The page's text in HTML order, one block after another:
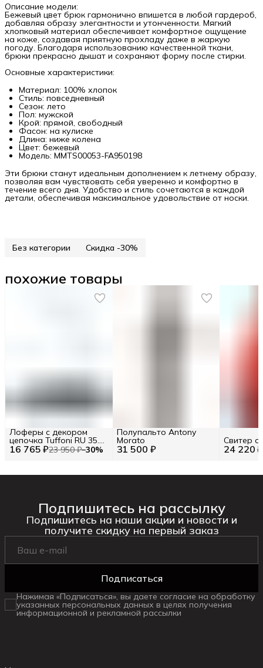
Описание модели:
Бежевый цвет брюк гармонично впишется в любой гардероб,
добавляя образу элегантности и утонченности. Мягкий
хлопковый материал обеспечивает комфортное ощущение
на коже, создавая приятную прохладу даже в жаркую
погоду. Благодаря использованию качественной ткани,
брюки прекрасно дышат и сохраняют форму после стирки.
Основные характеристики:
Материал: 100% хлопок
Стиль: повседневный
Сезон: лето
Пол: мужской
Крой: прямой, свободный
Фасон: на кулиске
Длина: ниже колена
Цвет: бежевый
Модель: MMTS00053-FA950198
Эти брюки станут идеальным дополнением к летнему образу,
позволяя вам чувствовать себя уверенно и комфортно в
течение всего дня. Удобство и стиль сочетаются в каждой
детали, обеспечивая максимальное удовольствие от носки.
Без категории Скидка -30%
похожие товары
16 765 ₽23 950 ₽−30%
Лоферы с декором
цепочка Tuffoni RU 35.5
/ EU 36 / 36 31 500 ₽
Полупальто Antony
Morato
24 220 ₽
Свитер
Подпишитесь на рассылку
Подпишитесь на наши акции и новости и
получите скидку на первый заказ
Подписаться
Нажимая «Подписаться», вы даете согласие на обработку
указанных персональных данных в целях получения
информационной и рекламной рассылки